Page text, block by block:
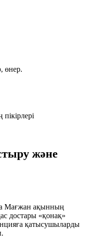
өнер.
және
Мағжан ақынның
достары «қонақ»
қатысушыларды